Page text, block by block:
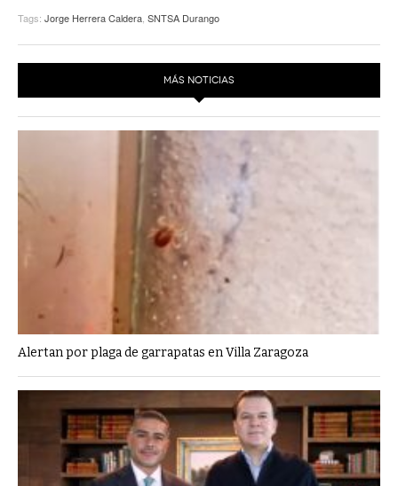
Tags: Jorge Herrera Caldera SNTSA Durango
MÁS NOTICIAS
Alertan por plaga de garrapatas en Villa Zaragoza